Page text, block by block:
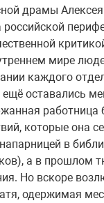
драмы
российской
мире
каждого
ещё оставались
работница
которые она
в
а в прошлом
Но вскоре
одержимая